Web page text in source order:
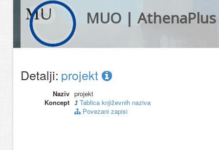
MUO | AthenaPlus
Detalji: projekt
Naziv projekt
Koncept
Tablica književnih naziva
Povezani zapisi